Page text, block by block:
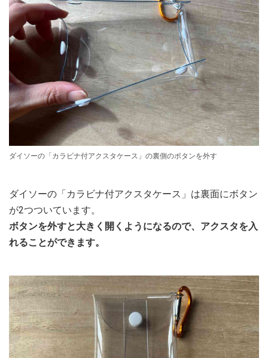
ダイソーの「カラビナ付アクスタケース」の裏側のボタンを外す
ダイソーの「カラビナ付アクスタケース」は裏面にボタン
が2つついています。
ボタンを外すと大きく開くようになるので、アクスタを入
れることができます。